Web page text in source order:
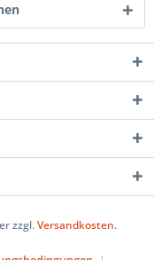
zzgl.Versandkosten.